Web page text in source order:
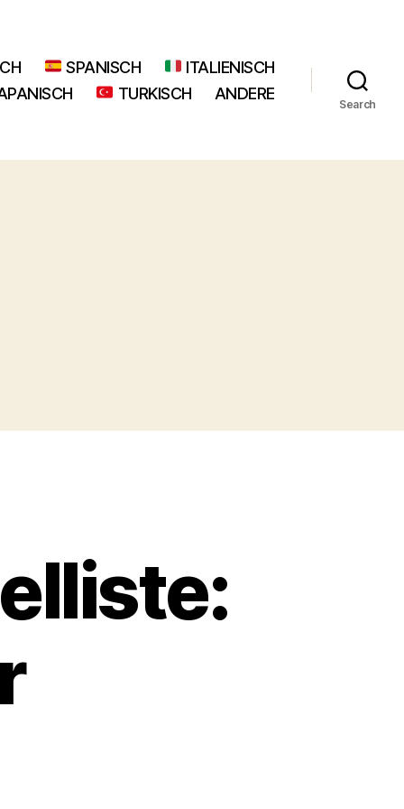
SPANISCH
ITALIENISCH
TURKISCH ANDERE
Search